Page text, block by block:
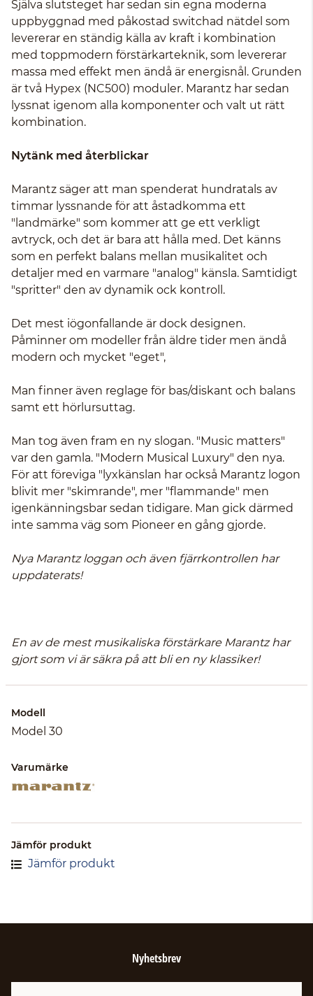
Själva slutsteget har sedan sin egna moderna
uppbyggnad med påkostad switchad nätdel som
levererar en ständig källa av kraft i kombination
med toppmodern förstärkarteknik, som levererar
massa med effekt men ändå är energisnål. Grunden
är två Hypex (NC500) moduler. Marantz har sedan
lyssnat igenom alla komponenter och valt ut rätt
kombination.
Nytänk med återblickar
Marantz säger att man spenderat hundratals av
timmar lyssnande för att åstadkomma ett
"landmärke" som kommer att ge ett verkligt
avtryck, och det är bara att hålla med. Det känns
som en perfekt balans mellan musikalitet och
detaljer med en varmare "analog" känsla. Samtidigt
"spritter" den av dynamik ock kontroll.
Det mest iögonfallande är dock designen.
Påminner om modeller från äldre tider men ändå
modern och mycket "eget",
Man finner även reglage för bas/diskant och balans
samt ett hörlursuttag.
Man tog även fram en ny slogan. "Music matters"
var den gamla. "Modern Musical Luxury" den nya.
För att föreviga "lyxkänslan har också Marantz logon
blivit mer "skimrande", mer "flammande" men
igenkänningsbar sedan tidigare. Man gick därmed
inte samma väg som Pioneer en gång gjorde.
Nya Marantz loggan och även fjärrkontrollen har
uppdaterats!
En av de mest musikaliska förstärkare Marantz har
gjort som vi är säkra på att bli en ny klassiker!
Modell
Model 30
Varumärke
Jämför produkt
Jämför produkt
Nyhetsbrev